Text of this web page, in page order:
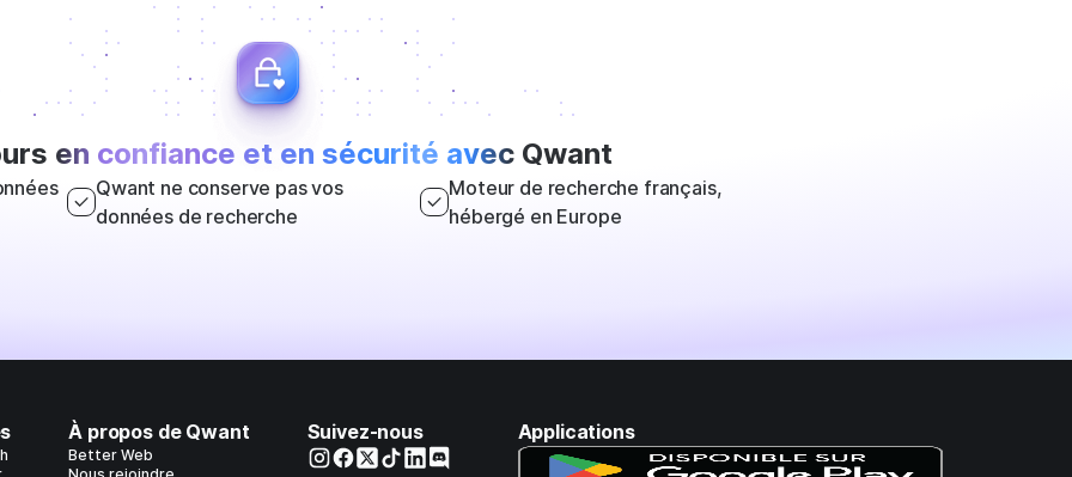
en confiance et en sécurité avecQwant
Qwant ne conserve pas vos
données de recherche
Moteur de recherche français,
hébergé en Europe
À propos de Qwant
Better Web
Suivez-nous Applications